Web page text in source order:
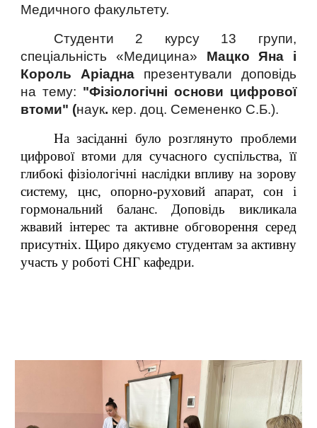
Медичного факультету.
Студенти 2 курсу 13 групи,
спеціальність «Медицина» Мацко Яна і
Король Аріадна презентували доповідь
на тему: "Фізіологічні основи цифрової
втоми" (наук. кер. доц. Семененко С.Б.).
На засіданні було розглянуто проблеми
цифрової втоми для сучасного суспільства, її
глибокі фізіологічні наслідки впливу на зорову
систему, цнс, опорно-руховий апарат, сон і
гормональний баланс. Доповідь викликала
жвавий інтерес та активне обговорення серед
присутніх. Щиро дякуємо студентам за активну
участь у роботі СНГ кафедри.